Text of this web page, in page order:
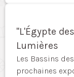
"L'Égypte
Lumières
Les Bassins
prochaines